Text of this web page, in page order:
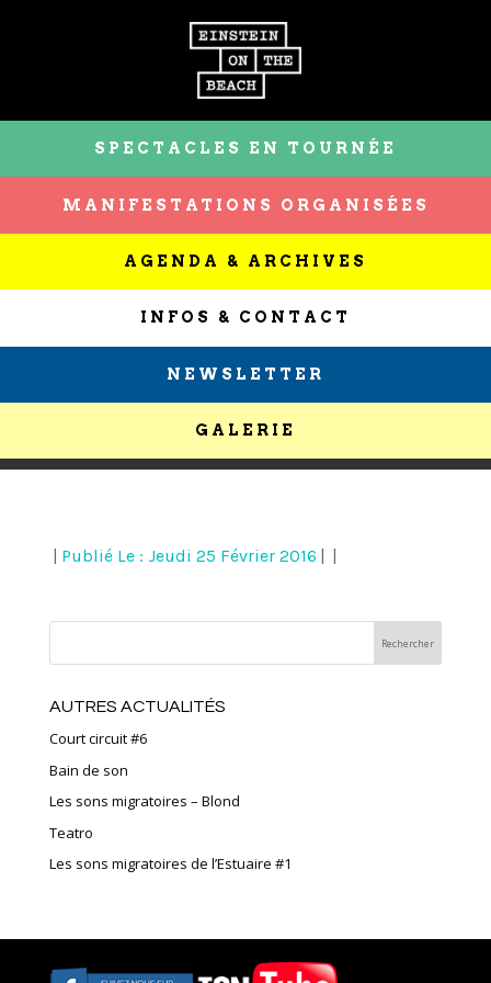
SPECTACLES EN TOURNÉE
MANIFESTATIONS ORGANISÉES
AGENDA & ARCHIVES
INFOS & CONTACT
NEWSLETTER
GALERIE
Publié Le : Jeudi 25 Février 2016
AUTRES ACTUALITÉS
Court circuit #6
Bain de son
Les sons migratoires – Blond
Teatro
Les sons migratoires de l’Estuaire #1